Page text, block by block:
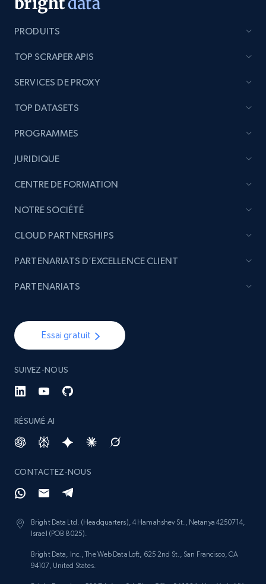
PRODUITS
TOP SCRAPER APIS
SERVICES DE PROXY
TOP DATASETS
PROGRAMMES
JURIDIQUE
CENTRE DE FORMATION
NOTRE SOCIÉTÉ
Essai gratuit
SUIVEZ-NOUS
RÉSUMÉ AI
CONTACTEZ-NOUS
Bright Data Ltd. (Headquarters), 4 Hamahshev St., Netanya 4250714,
Israel (POB 8025).
Bright Data, Inc., The Web Data Loft, 625 2nd St., San Francisco, CA
94107, United States.
CLOUD PARTNERSHIPS
PARTENARIATS D’EXCELLENCE CLIENT
PARTENARIATS